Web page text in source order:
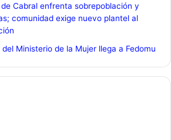
Cabral enfrenta sobrepoblación y
comunidad exige nuevo plantel al
Ministerio de la Mujer llega a Fedomu